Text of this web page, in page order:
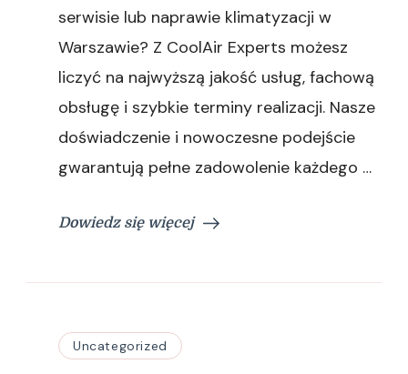
klimatyzacji
–
na
zwrócić
uwagę
serwisie lub naprawie klimatyzacji w
Warszawie? Z CoolAir Experts możesz
liczyć na najwyższą jakość usług, fachową
obsługę i szybkie terminy realizacji. Nasze
doświadczenie i nowoczesne podejście
gwarantują pełne zadowolenie każdego …
Dowiedz się więcej
Uncategorized